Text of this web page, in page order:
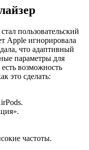
пользовательский
Apple игнорировала
что адаптивный
параметры для
возможность
это сделать:
частоты.